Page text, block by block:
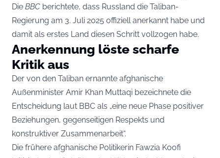
Die BBC berichtete, dass Russland die Taliban-
Regierung am 3. Juli 2025 offiziell anerkannt habe und
damit als erstes Land diesen Schritt vollzogen habe.
Anerkennung löste scharfe
Kritik aus
Der von den Taliban ernannte afghanische
Außenminister Amir Khan Muttaqi bezeichnete die
Entscheidung laut BBC als „eine neue Phase positiver
Beziehungen, gegenseitigen Respekts und
konstruktiver Zusammenarbeit“.
Die frühere afghanische Politikerin Fawzia Koofi